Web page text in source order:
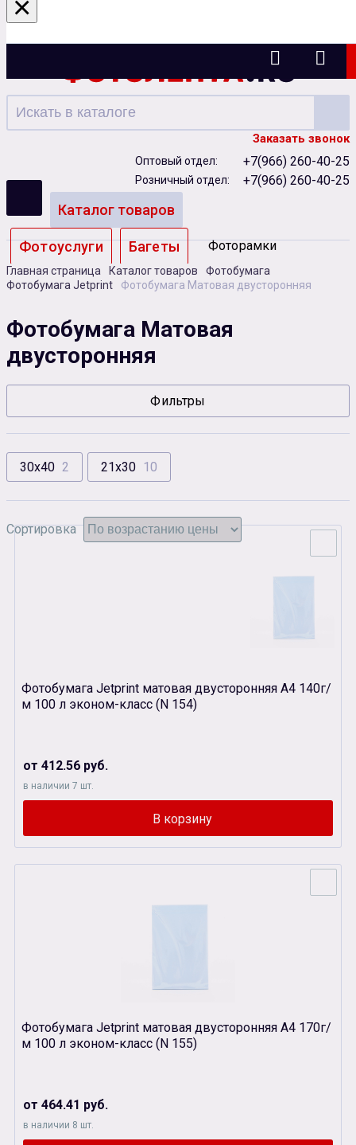
Ижевск
Заказать звонок
Оптовый отдел: +7(966) 260-40-25
Розничный отдел: +7(966) 260-40-25
Каталог товаров
Фотоуслуги Багеты Фоторамки
Альбомы
Бумага Чернила
Батарейки Сублимация
Сувенирная продукция Зарядные устройства
Главная страница Каталог товаров
Фотобумага
Фотобумага Jetprint
Фотобумага Матовая двусторонняя
Фотобумага Матовая
двусторонняя
Фильтры
30х40 2 21х30 10
Сортировка
Фотобумага Jetprint матовая двусторонняя А4 140г/
м 100 л эконом-класс (N 154)
от 412.56 руб.
в наличии 7 шт.
Фотобумага Jetprint матовая двусторонняя А4 170г/
м 100 л эконом-класс (N 155)
от 464.41 руб.
в наличии 8 шт.
×